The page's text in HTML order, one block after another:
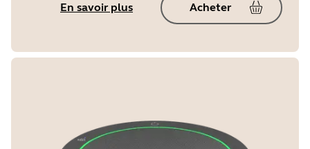
En savoir plus Acheter